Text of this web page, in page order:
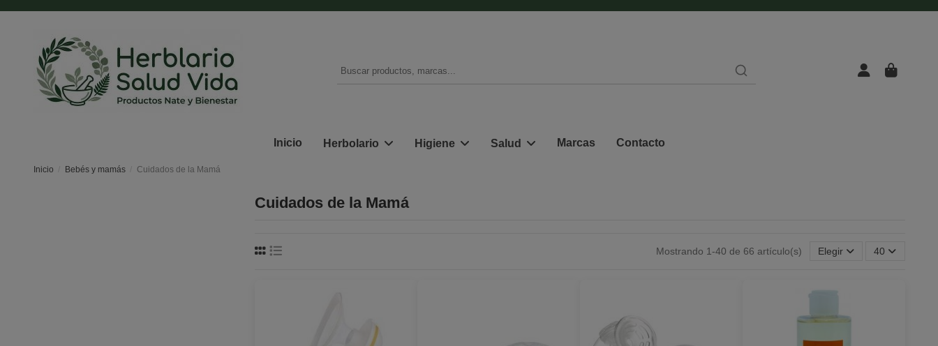
Inicio Herbolario Higiene Salud Marcas Contacto
Inicio Bebés y mamás Cuidados de la Mamá
Cuidados de la Mamá
Mostrando 1-40 de 66 artículo(s) Elegir 40